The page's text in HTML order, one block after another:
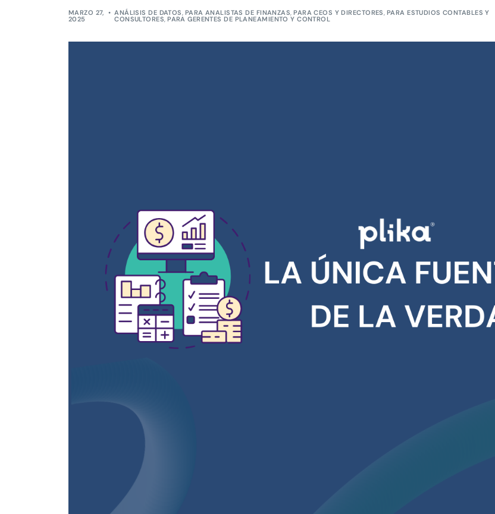
MARZO 27,
2025
ANÁLISIS DE DATOS, PARA ANALISTAS DE FINANZAS,PARA CEOS Y DIRECTORES, PARA ESTUDIOS CONTABLES Y
CONSULTORES,PARA GERENTES DE PLANEAMIENTO Y CONTROL